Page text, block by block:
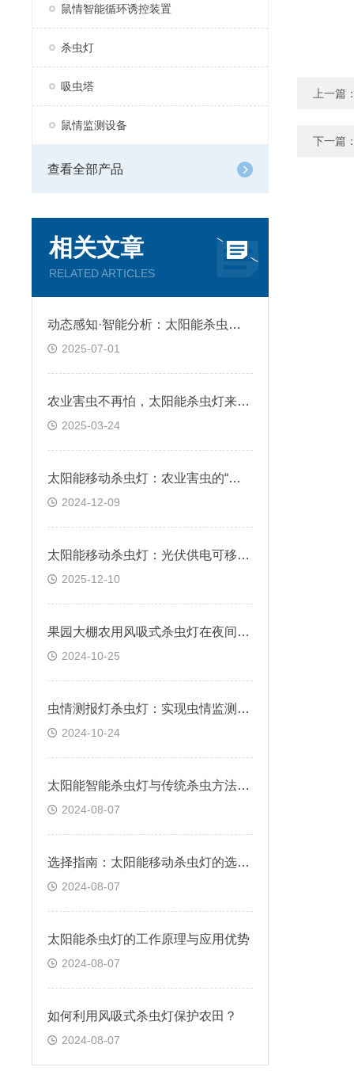
鼠情智能循环诱控装置
杀虫灯
吸虫塔
鼠情监测设备
查看全部产品
相关文章
RELATED ARTICLES
动态感知·智能分析：太阳能杀虫灯重构农业灾害防御新范式
2025-07-01
农业害虫不再怕，太阳能杀虫灯来帮忙
2025-03-24
太阳能移动杀虫灯：农业害虫的“榜样”
2024-12-09
太阳能移动杀虫灯：光伏供电可移动，田间杀虫更灵活?
2025-12-10
果园大棚农用风吸式杀虫灯在夜间使用还是全天候使用？
2024-10-25
虫情测报灯杀虫灯：实现虫情监测自动化
2024-10-24
太阳能智能杀虫灯与传统杀虫方法的对比：性能与效果分析
2024-08-07
选择指南：太阳能移动杀虫灯的选购要点
2024-08-07
太阳能杀虫灯的工作原理与应用优势
2024-08-07
如何利用风吸式杀虫灯保护农田？
2024-08-07
上一篇
下一篇